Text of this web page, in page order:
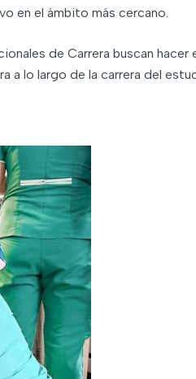
en el ámbito más cercano.
de Carrera buscan hacer
a lo largo de la carrera del